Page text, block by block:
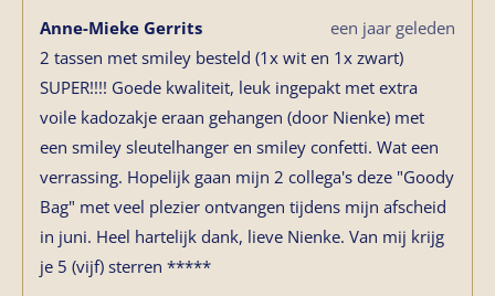
Anne-Mieke Gerrits
een jaar geleden
2 tassen met smiley besteld (1x wit en 1x zwart)
SUPER!!!! Goede kwaliteit, leuk ingepakt met extra
voile kadozakje eraan gehangen (door Nienke) met
een smiley sleutelhanger en smiley confetti. Wat een
verrassing. Hopelijk gaan mijn 2 collega's deze "Goody
Bag" met veel plezier ontvangen tijdens mijn afscheid
in juni. Heel hartelijk dank, lieve Nienke. Van mij krijg
je 5 (vijf) sterren *****